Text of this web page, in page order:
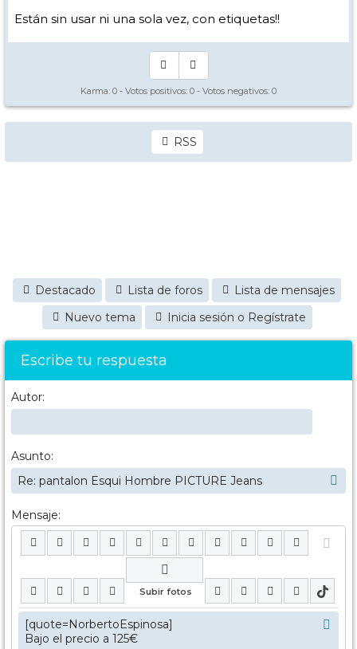
Están sin usar ni una sola vez, con etiquetas!!
Karma: 0 - Votos positivos: 0 - Votos negativos: 0
RSS
Destacado Lista de foros
Lista de mensajes
Nuevo tema
Inicia sesión o Regístrate
Escribe tu respuesta
Autor:
Asunto:
Mensaje: